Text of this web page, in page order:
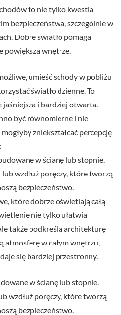
to nie tylko kwestia
bezpieczeństwa, szczególnie w
Dobre światło pomaga
powiększa wnętrze.
umieść schody w pobliżu
światło dzienne. To
jaśniejsza i bardziej otwarta.
być równomierne i nie
zniekształcać percepcję
w ścianę lub stopnie.
wzdłuż poręczy, które tworzą
bezpieczeństwo.
które dobrze oświetlają całą
nie tylko ułatwia
także podkreśla architekturę
atmosferę w całym wnętrzu,
się bardziej przestronny.
w ścianę lub stopnie.
wzdłuż poręczy, które tworzą
bezpieczeństwo.